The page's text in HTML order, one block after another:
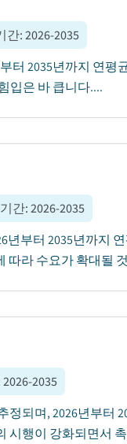
간:2026-2035
터 2035년까지 연평
입은 바 큽니다....
간:2026-2035
부터 2035년까지 연
따라 수요가 확대될
2026-2035
정되며, 2026년부터
시행이 강화되면서